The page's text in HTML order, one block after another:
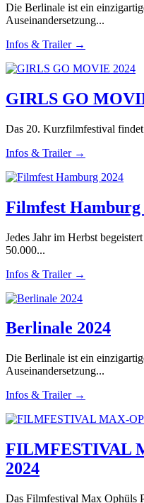
Die Berlinale ist ein
Auseinandersetzung...
Infos & Trailer →
GIRLS GO
Das 20. Kurzfilmfestival
Infos & Trailer →
Filmfest Hamburg
Jedes Jahr im Herbst
50.000...
Infos & Trailer →
Berlinale 2024
Die Berlinale ist ein
Auseinandersetzung...
Infos & Trailer →
FILMFESTIVAL
2024
Das Filmfestival Max Ophüls